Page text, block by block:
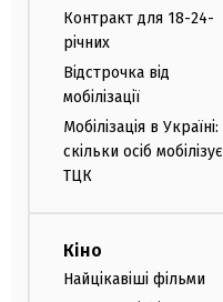
Контракт для 18-24-
річних
Відстрочка від
мобілізації
Мобілізація в Україні:
скільки осіб мобілізує
ТЦК
Кіно
Найцікавіші фільми